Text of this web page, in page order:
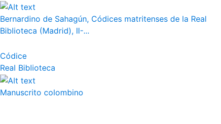
Bernardino de Sahagún, Códices matritenses de la Real
Biblioteca (Madrid), II-...
Códice
Real Biblioteca
Manuscrito colombino